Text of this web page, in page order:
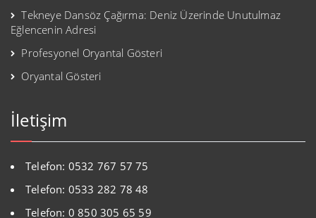
Tekneye Dansöz Çağırma: Deniz Üzerinde Unutulmaz
Eğlencenin Adresi
Profesyonel Oryantal Gösteri
Oryantal Gösteri
İletişim
Telefon: 0532 767 57 75
Telefon: 0533 282 78 48
Telefon: 0 850 305 65 59